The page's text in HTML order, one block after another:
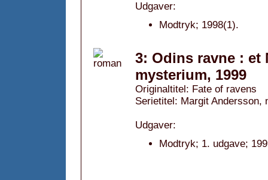
Udgaver:
Modtryk; 1998(1).
3: Odins ravne : et
mysterium, 1999
Originaltitel: Fate of ravens
Serietitel: Margit Andersson,
Udgaver:
Modtryk; 1. udgave;